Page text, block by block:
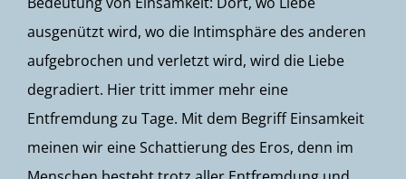
ausgenützt wird, wo die Intimsphäre des anderen
aufgebrochen und verletzt wird, wird die Liebe
degradiert. Hier tritt immer mehr eine
Entfremdung zu Tage. Mit dem Begriff Einsamkeit
meinen wir eine Schattierung des Eros, denn im